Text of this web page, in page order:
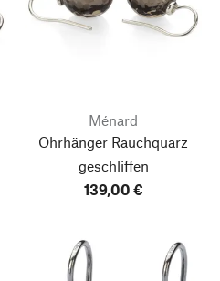
Ménard
Ohrhänger Rauchquarz
geschliffen
139,00 €